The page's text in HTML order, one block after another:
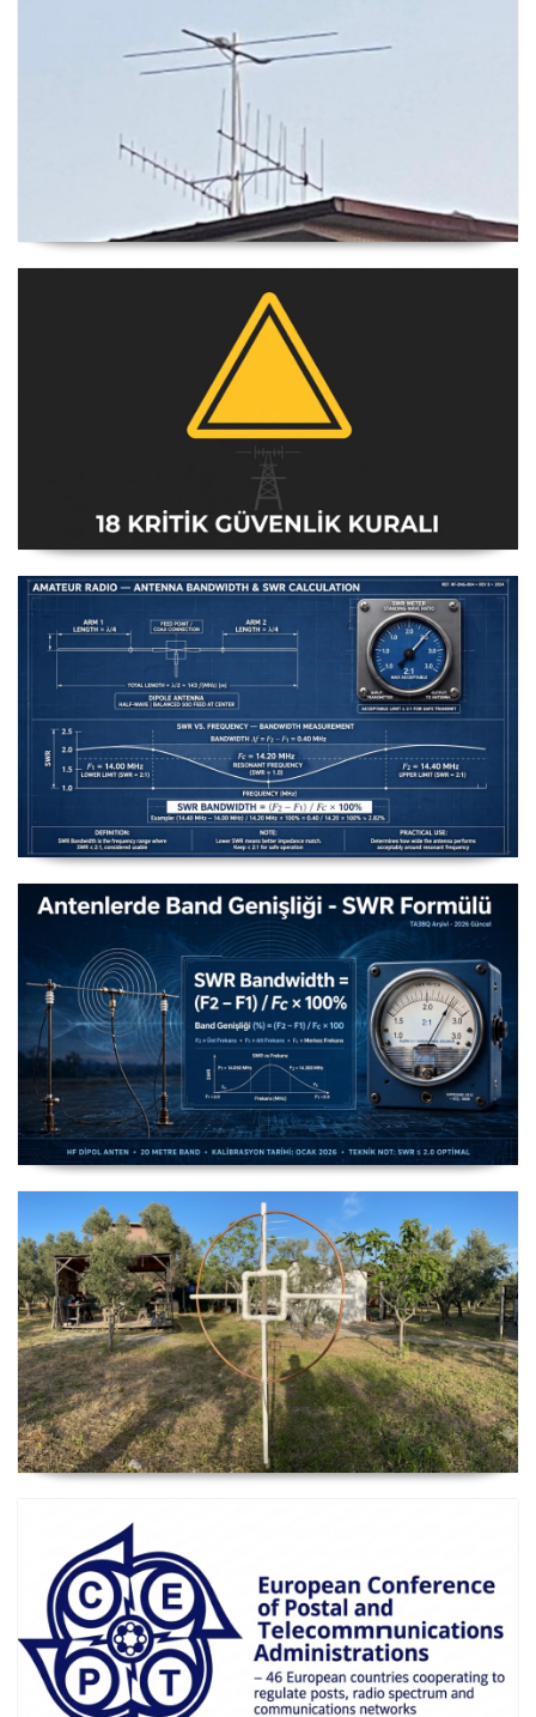
Yagi Anten Yönü Nasıl Belirlenir
Amatör Telsiz İstasyonları Güvenlik Talimatı [18 Kritik
Uzuntel’den Yagi’ye [Longwire’den Yagi-Uda’ya Anten
Antenlerde Band Genişliği SWR Hesaplama Formülü -
Manyetik Lup Anten (Magnetic Loop Antenna)